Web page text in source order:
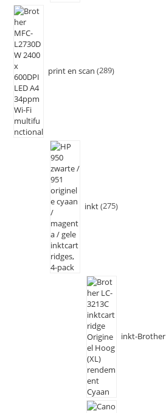
print en scan 289
inkt 275
inkt-Brother